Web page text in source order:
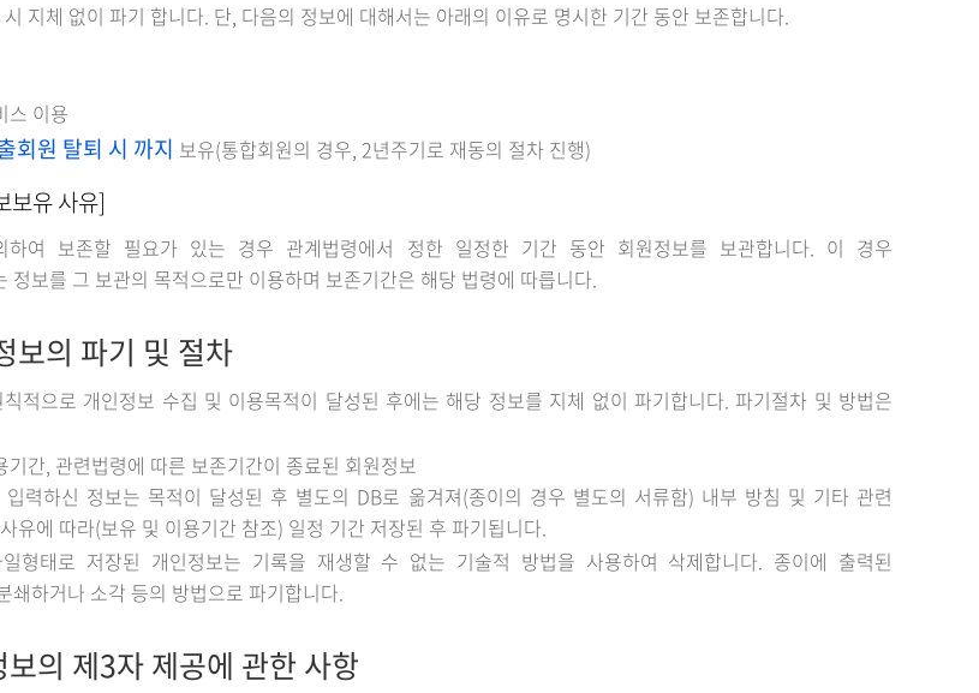
지체 없이 파기 합니다. 단, 다음의 정보에 대해서는 아래의 이유로 명시한 기간 동안 보존합니다.
스 이용
회원 탈퇴 시 까지 보유(통합회원의 경우, 2년주기로 재동의 절차 진행)
보유 사유]
하여 보존할 필요가 있는 경우 관계법령에서 정한 일정한 기간 동안 회원정보를 보관합니다. 이 경우
정보를 그 보관의 목적으로만 이용하며 보존기간은 해당 법령에 따릅니다.
보의 파기 및 절차
적으로 개인정보 수집 및 이용목적이 달성된 후에는 해당 정보를 지체 없이 파기합니다. 파기절차 및 방법은
기간, 관련법령에 따른 보존기간이 종료된 회원정보
력하신 정보는 목적이 달성된 후 별도의 DB로 옮겨져(종이의 경우 별도의 서류함) 내부 방침 및 기타 관련
유에 따라(보유 및 이용기간 참조) 일정 기간 저장된 후 파기됩니다.
형태로 저장된 개인정보는 기록을 재생할 수 없는 기술적 방법을 사용하여 삭제합니다. 종이에 출력된
쇄하거나 소각 등의 방법으로 파기합니다.
의 제3자 제공에 관한 사항